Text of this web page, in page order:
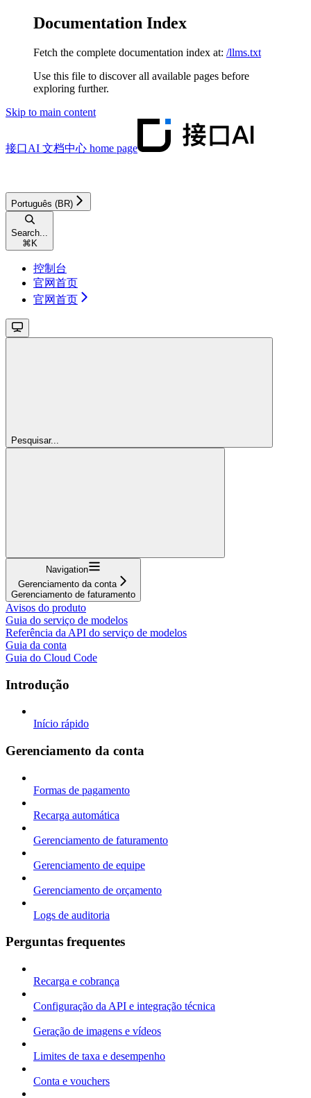
Documentation Index
Fetch the complete documentation index at: /llms.txt
Use this file to discover all available pages before
exploring further.
Skip to main content
接口AI 文档中心 home page
Português (BR)
Search...
⌘ K
控制台
官网首页
官网首页
Pesquisar...
Navigation
Gerenciamento da conta
Gerenciamento de faturamento
Avisos do produto
Guia do serviço de modelos
Referência da API do serviço de modelos
Guia da conta
Guia do Cloud Code
Introdução
Início rápido
Gerenciamento da conta
Formas de pagamento
Recarga automática
Gerenciamento de faturamento
Gerenciamento de equipe
Gerenciamento de orçamento
Logs de auditoria
Perguntas frequentes
Recarga e cobrança
Configuração da API e integração técnica
Geração de imagens e vídeos
Limites de taxa e desempenho
Conta e vouchers